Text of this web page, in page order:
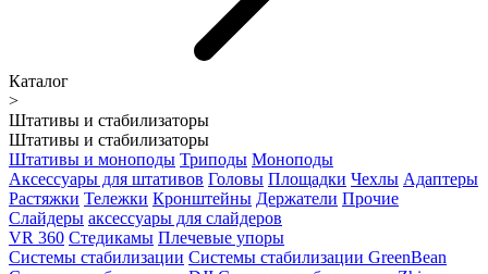
Каталог
>
Штативы и стабилизаторы
Штативы и стабилизаторы
Штативы и моноподы Триподы Моноподы
Аксессуары для штативов Головы Площадки Чехлы Адаптеры
Растяжки Тележки Кронштейны Держатели Прочие
Слайдеры аксессуары для слайдеров
VR 360 Стедикамы Плечевые упоры
Системы стабилизации Системы стабилизации GreenBean